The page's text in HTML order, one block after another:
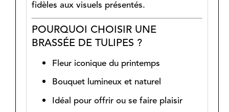
fidèles aux visuels présentés.
POURQUOI CHOISIR UNE
BRASSÉE DE TULIPES ?
Fleur iconique du printemps
Bouquet lumineux et naturel
Idéal pour offrir ou se faire plaisir